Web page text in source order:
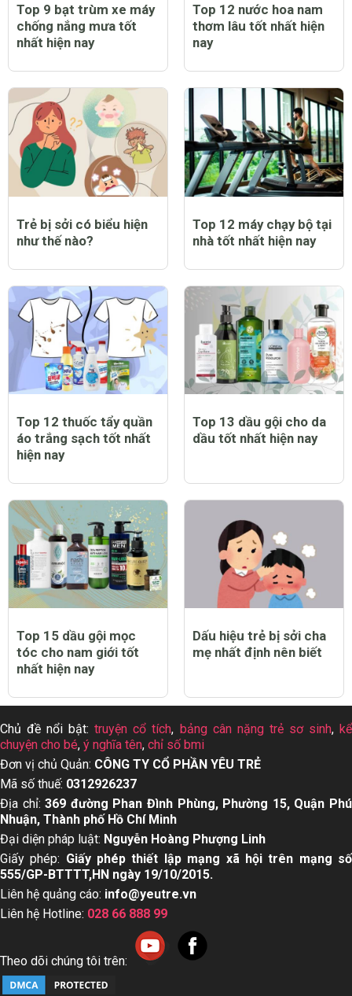
Top 9 bạt trùm xe máy
chống nắng mưa tốt
nhất hiện nay
Top 12 nước hoa nam
thơm lâu tốt nhất hiện
nay
Trẻ bị sởi có biểu hiện
như thế nào?
Top 12 máy chạy bộ tại
nhà tốt nhất hiện nay
Top 12 thuốc tẩy quần
áo trắng sạch tốt nhất
hiện nay
Top 13 dầu gội cho da
dầu tốt nhất hiện nay
Top 15 dầu gội mọc
tóc cho nam giới tốt
nhất hiện nay
Dấu hiệu trẻ bị sởi cha
mẹ nhất định nên biết
Chủ đề nổi bật:truyện cổ tích, bảng cân nặng trẻ sơ sinh, kể
chuyện cho bé, ý nghĩa tên, chỉ số bmi
Đơn vị chủ Quản: CÔNG TY CỔ PHẦN YÊU TRẺ
Mã số thuế: 0312926237
Địa chỉ:369 đường Phan Đình Phùng, Phường 15, Quận Phú
Nhuận, Thành phố Hồ Chí Minh
Đại diện pháp luật: Nguyễn Hoàng Phượng Linh
Giấy phép: Giấy phép thiết lập mạng xã hội trên mạng số
555/GP-BTTTT,HN ngày 19/10/2015.
Liên hệ quảng cáo: info@yeutre.vn
Liên hệ Hotline: 028 66 888 99
Theo dõi chúng tôi trên: